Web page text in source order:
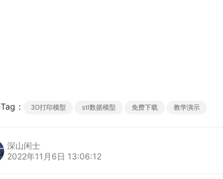
Tag： 3D打印模型 stl数据模型 免费下载 教学演示
深山闲士
2022年11月6日 13:06:12